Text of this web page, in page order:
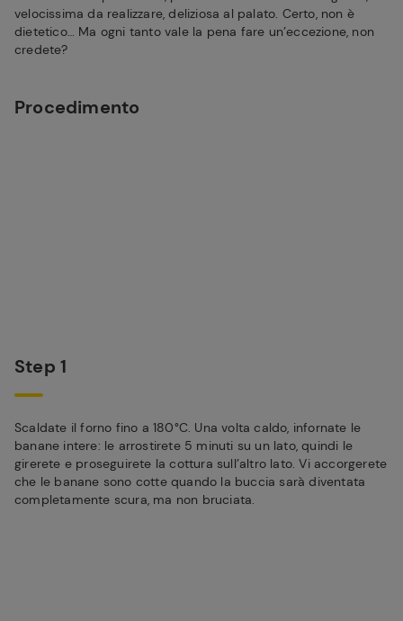
velocissima da realizzare, deliziosa al palato. Certo, non è
dietetico… Ma ogni tanto vale la pena fare un’eccezione, non
credete?
Procedimento
Step 1
Scaldate il forno fino a 180°C. Una volta caldo, infornate le
banane intere: le arrostirete 5 minuti su un lato, quindi le
girerete e proseguirete la cottura sull’altro lato. Vi accorgerete
che le banane sono cotte quando la buccia sarà diventata
completamente scura, ma non bruciata.